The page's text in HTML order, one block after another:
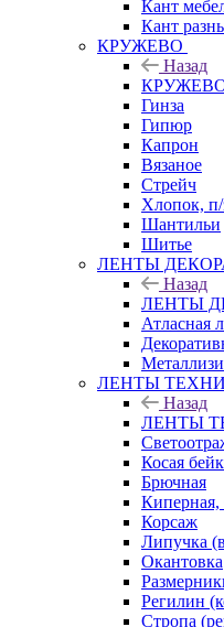
Кант
Кант
КРУЖЕВО
Назад
Гинза
Гипюр
Капрон
Вязаное
Стрейч
Хлопок,
Шантильи
Шитье
ЛЕНТЫ
Назад
ЛЕНТЫ
Атласная
ЛЕНТЫ
Назад
ЛЕНТЫ
Косая
Брючная
Корсаж
Липучка
Окантовка
Регилин
Стропа